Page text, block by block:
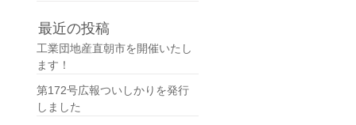
最近の投稿
工業団地産直朝市を開催いたし
ます！
第172号広報ついしかりを発行
しました